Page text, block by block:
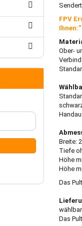
FPV
Ober-
Breite:
Tiefe
Höhe
Höhe
Das
Das